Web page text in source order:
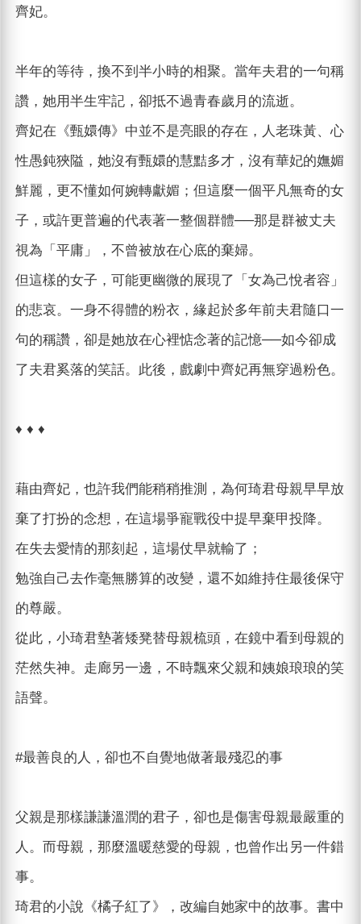
齊妃。
半年的等待，換不到半小時的相聚。當年夫君的一句稱
讚，她用半生牢記，卻抵不過青春歲月的流逝。
齊妃在《甄嬛傳》中並不是亮眼的存在，人老珠黃、心
性愚鈍狹隘，她沒有甄嬛的慧黠多才，沒有華妃的嫵媚
鮮麗，更不懂如何婉轉獻媚；但這麼一個平凡無奇的女
子，或許更普遍的代表著一整個群體──那是群被丈夫
視為「平庸」，不曾被放在心底的棄婦。
但這樣的女子，可能更幽微的展現了「女為己悅者容」
的悲哀。一身不得體的粉衣，緣起於多年前夫君隨口一
句的稱讚，卻是她放在心裡惦念著的記憶──如今卻成
了夫君奚落的笑話。此後，戲劇中齊妃再無穿過粉色。
♦ ♦ ♦
藉由齊妃，也許我們能稍稍推測，為何琦君母親早早放
棄了打扮的念想，在這場爭寵戰役中提早棄甲投降。
在失去愛情的那刻起，這場仗早就輸了；
勉強自己去作毫無勝算的改變，還不如維持住最後保守
的尊嚴。
從此，小琦君墊著矮凳替母親梳頭，在鏡中看到母親的
茫然失神。走廊另一邊，不時飄來父親和姨娘琅琅的笑
語聲。
#最善良的人，卻也不自覺地做著最殘忍的事
父親是那樣謙謙溫潤的君子，卻也是傷害母親最嚴重的
人。而母親，那麼溫暖慈愛的母親，也曾作出另一件錯
事。
琦君的小說《橘子紅了》，改編自她家中的故事。書中